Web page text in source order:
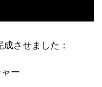
させました：
ー